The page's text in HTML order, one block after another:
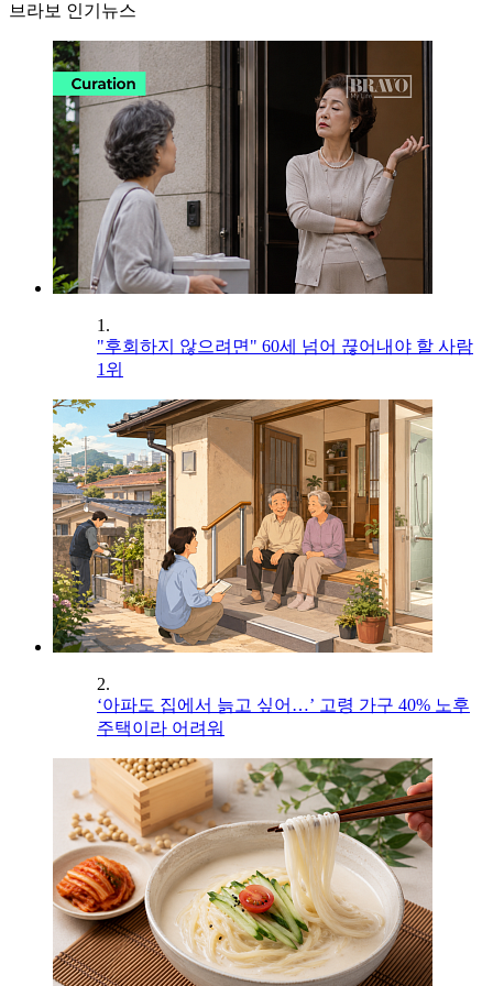
브라보 인기뉴스
1.
"후회하지 않으려면" 60세 넘어 끊어내야 할 사람
1위
2.
‘아파도 집에서 늙고 싶어…’ 고령 가구 40% 노후
주택이라 어려워